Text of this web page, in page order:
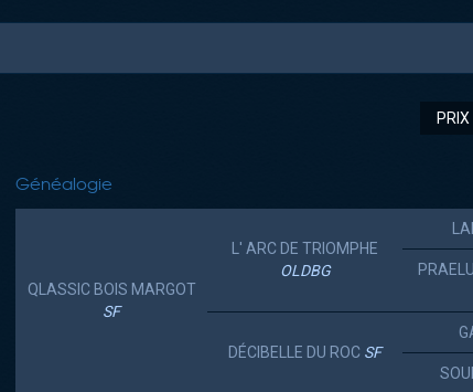
PRIX
Généalogie
QLASSIC BOIS MARGOT
SF
L' ARC DE TRIOMPHE
OLDBG
DÉCIBELLE DU ROC SF